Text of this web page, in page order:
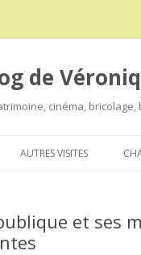
de
cinéma,
AUTRES VISITES
et ses